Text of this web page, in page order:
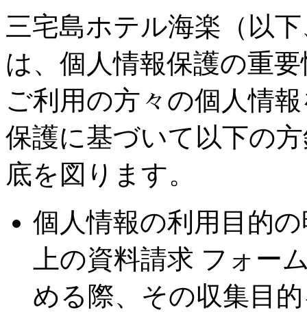
三宅島ホテル海楽（以
は、個人情報保護の重
ご利用の方々の個人情
保護に基づいて以下の
底を図ります。
個人情報の利用目的
上の資料請求 フォー
める際、その収集目